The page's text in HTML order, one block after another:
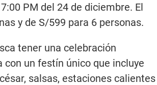
PM del 24 de diciembre. El
y de S/599 para 6 personas.
tener una celebración
un festín único que incluye
salsas, estaciones calientes